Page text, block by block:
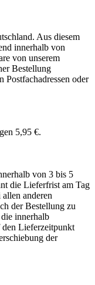
Aus diesem
innerhalb von
von unserem
Bestellung
Postfachadressen oder
5,95 €.
von 3 bis 5
die Lieferfrist am Tag
anderen
der Bestellung zu
innerhalb
Lieferzeitpunkt
der